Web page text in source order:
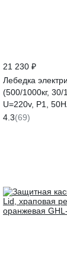
21 230 ₽
Лебедка
(500/1000кг, 30/
U=220v, P1,
LIFT KCD
4.3(69)